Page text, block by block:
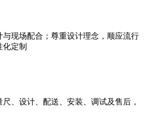
与现场配合；尊重设计理念，顺应流行
定制
、设计、配送、安装、调试及售后，